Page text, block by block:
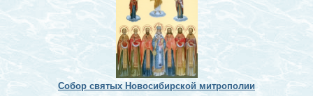
Собор святых Новосибирской митрополии